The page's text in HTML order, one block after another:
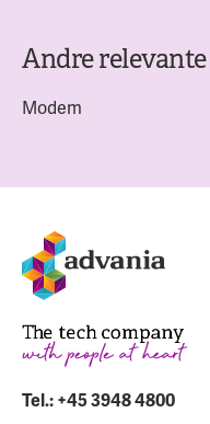
Andre
Modem
Tel.: +45 3948 4800